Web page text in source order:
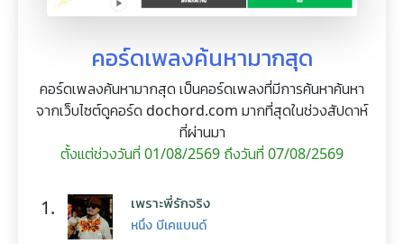
คอร์ดเพลงค้นหามากสุด
คอร์ดเพลงค้นหามากสุด เป็นคอร์ดเพลงที่มีการค้นหาค้นหา
จากเว็บไซต์ดูคอร์ด dochord.com มากที่สุดในช่วงสัปดาห์
ที่ผ่านมา
ตั้งแต่ช่วงวันที่ 01/08/2569 ถึงวันที่ 07/08/2569
1. เพราะพี่รักจริง
หนึ่ง บีเคแบนด์